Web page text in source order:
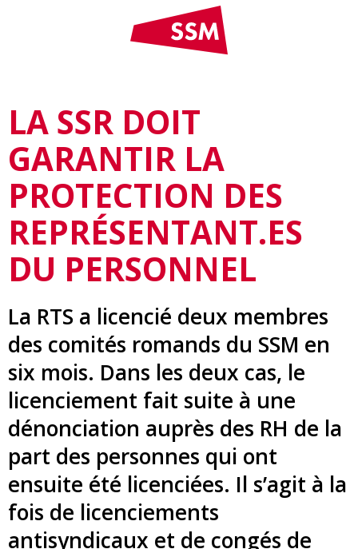
LA SSR DOIT
GARANTIR LA
PROTECTION DES
REPRÉSENTANT.ES
DU PERSONNEL
La RTS a licencié deux membres
des comités romands du SSM en
six mois. Dans les deux cas, le
licenciement fait suite à une
dénonciation auprès des RH de la
part des personnes qui ont
ensuite été licenciées. Il s’agit à la
fois de licenciements
antisyndicaux et de congés de